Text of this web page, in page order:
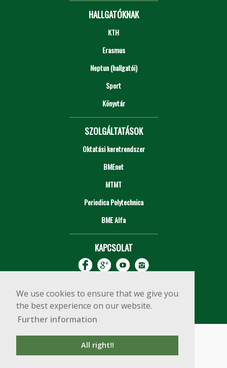
We use cookies to ensure that we give you
the best experience on our website.
Further information
All right!!
HALLGATÓKNAK
KTH
Erasmus
Neptun (hallgatói)
Sport
Könyvtár
SZOLGÁLTATÁSOK
Oktatási keretrendszer
BMEnet
MTMT
Periodica Polytechnica
BME Alfa
KAPCSOLAT
Copyright © 2020 BME Építőmérnöki Kar
1111 Budapest, Műegyetem rkp. 3.